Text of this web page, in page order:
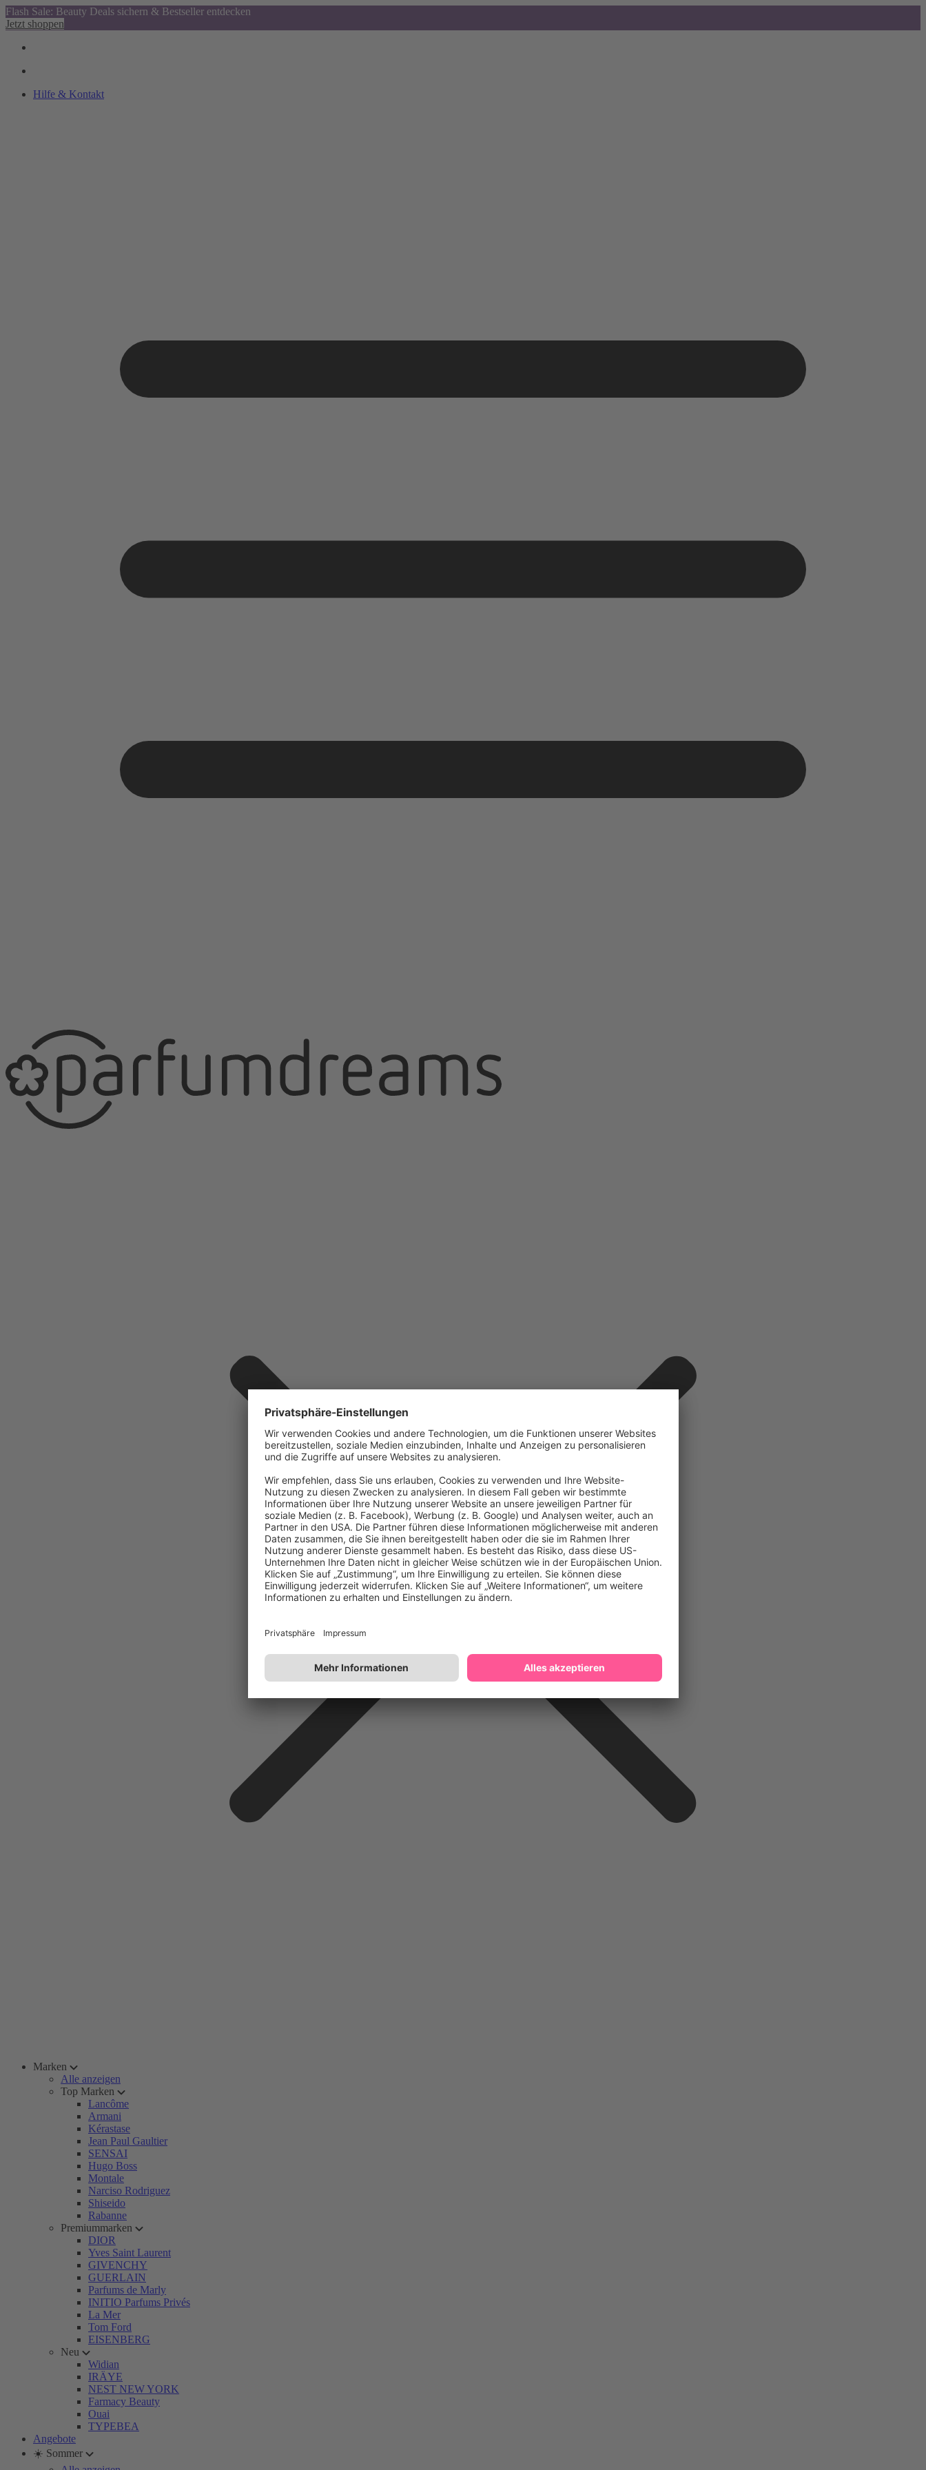
Flash Sale: Beauty Deals sichern & Bestseller entdecken
Jetzt shoppen
Hilfe & Kontakt
Marken
Alle anzeigen
Top Marken
Lancôme
Armani
Kérastase
Jean Paul Gaultier
SENSAI
Hugo Boss
Montale
Narciso Rodriguez
Shiseido
Rabanne
Premiummarken
DIOR
Yves Saint Laurent
GIVENCHY
GUERLAIN
Parfums de Marly
INITIO Parfums Privés
La Mer
Tom Ford
EISENBERG
Neu
Widian
IRÄYE
NEST NEW YORK
Farmacy Beauty
Ouai
TYPEBEA
Angebote
☀️ Sommer